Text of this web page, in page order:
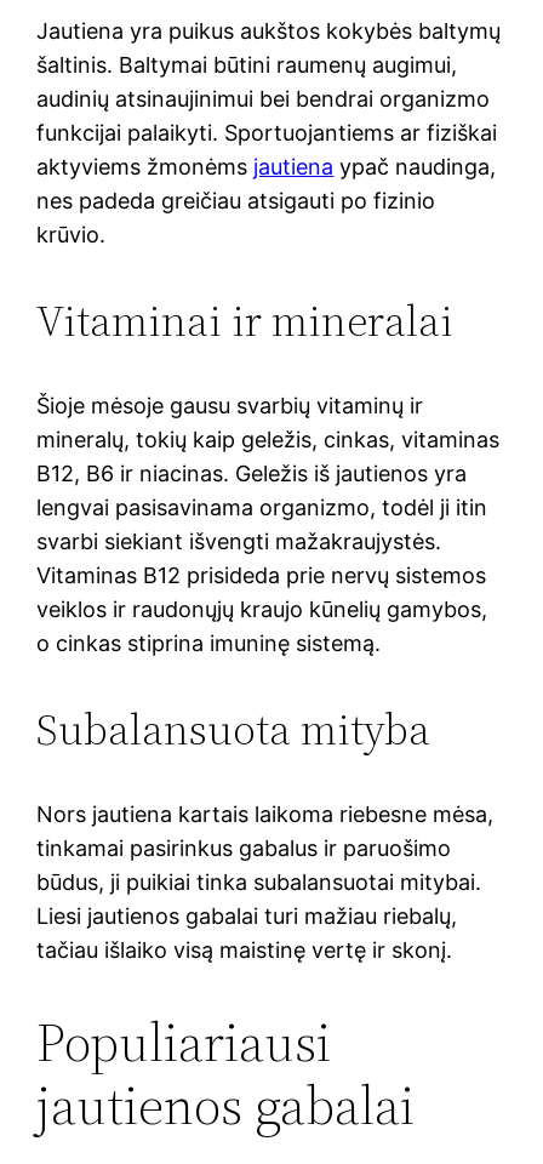
Jautiena yra puikus aukštos kokybės baltymų
šaltinis. Baltymai būtini raumenų augimui,
audinių atsinaujinimui bei bendrai organizmo
funkcijai palaikyti. Sportuojantiems ar fiziškai
aktyviems žmonėms jautiena ypač naudinga,
nes padeda greičiau atsigauti po fizinio
krūvio.
Vitaminai ir mineralai
Šioje mėsoje gausu svarbių vitaminų ir
mineralų, tokių kaip geležis, cinkas, vitaminas
B12, B6 ir niacinas. Geležis iš jautienos yra
lengvai pasisavinama organizmo, todėl ji itin
svarbi siekiant išvengti mažakraujystės.
Vitaminas B12 prisideda prie nervų sistemos
veiklos ir raudonųjų kraujo kūnelių gamybos,
o cinkas stiprina imuninę sistemą.
Subalansuota mityba
Nors jautiena kartais laikoma riebesne mėsa,
tinkamai pasirinkus gabalus ir paruošimo
būdus, ji puikiai tinka subalansuotai mitybai.
Liesi jautienos gabalai turi mažiau riebalų,
tačiau išlaiko visą maistinę vertę ir skonį.
Populiariausi
jautienos gabalai